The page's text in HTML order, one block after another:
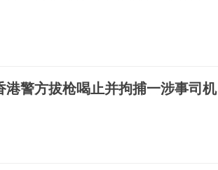
港警方拔枪喝止并拘捕一涉事司机